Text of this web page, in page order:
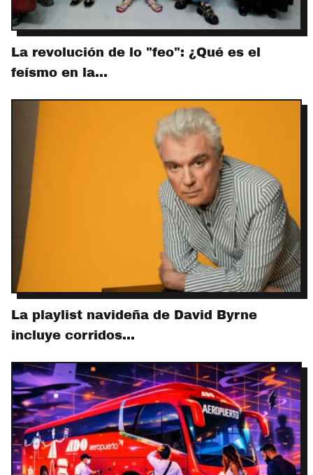
La revolución de lo "feo": ¿Qué es el
feísmo en la…
La playlist navideña de David Byrne
incluye corridos…